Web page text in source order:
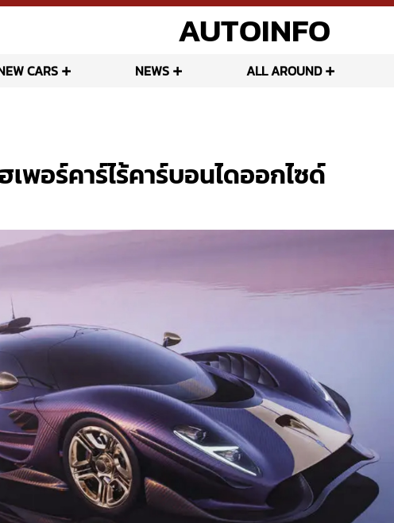
AUTOINFO
CARS NEWS ALL AROUND
เพอร์คาร์ไร้คาร์บอนไดออกไซด์